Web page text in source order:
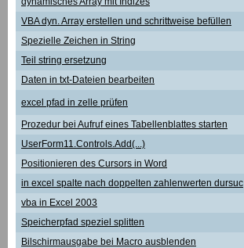
VBA dyn. Array erstellen und schrittweise befüllen
Spezielle Zeichen in String
Teil string ersetzung
Daten in txt-Dateien bearbeiten
excel pfad in zelle prüfen
Prozedur bei Aufruf eines Tabellenblattes starten
UserForm11.Controls.Add(...)
Positionieren des Cursors in Word
in excel spalte nach doppelten zahlenwerten dursuc
vba in Excel 2003
Speicherpfad speziel splitten
Bilschirmausgabe bei Macro ausblenden